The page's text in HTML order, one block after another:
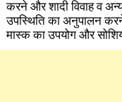
करने और शादी विवाह व
उपस्थिति का अनुपालन
मास्क का उपयोग और